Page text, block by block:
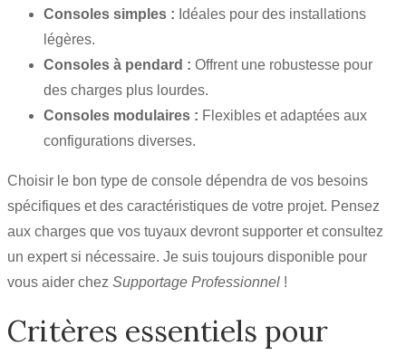
Consoles simples : Idéales pour des installations
légères.
Consoles à pendard : Offrent une robustesse pour
des charges plus lourdes.
Consoles modulaires : Flexibles et adaptées aux
configurations diverses.
Choisir le bon type de console dépendra de vos besoins
spécifiques et des caractéristiques de votre projet. Pensez
aux charges que vos tuyaux devront supporter et consultez
un expert si nécessaire. Je suis toujours disponible pour
vous aider chez Supportage Professionnel !
Critères essentiels pour